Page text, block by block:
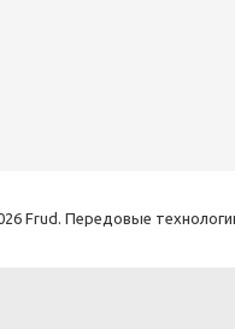
Frud. Передовые